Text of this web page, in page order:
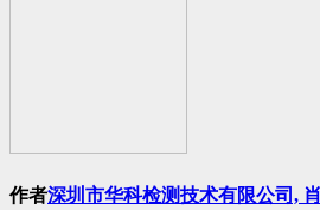
作者深圳市华科检测技术有限公司,